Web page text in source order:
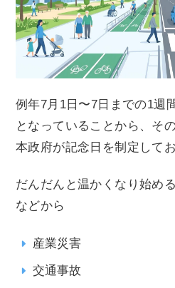
例年7月1日〜7日までの1週
となっていることから、そ
本政府が記念日を制定してお
だんだんと温かくなり始め
などから
産業災害
交通事故